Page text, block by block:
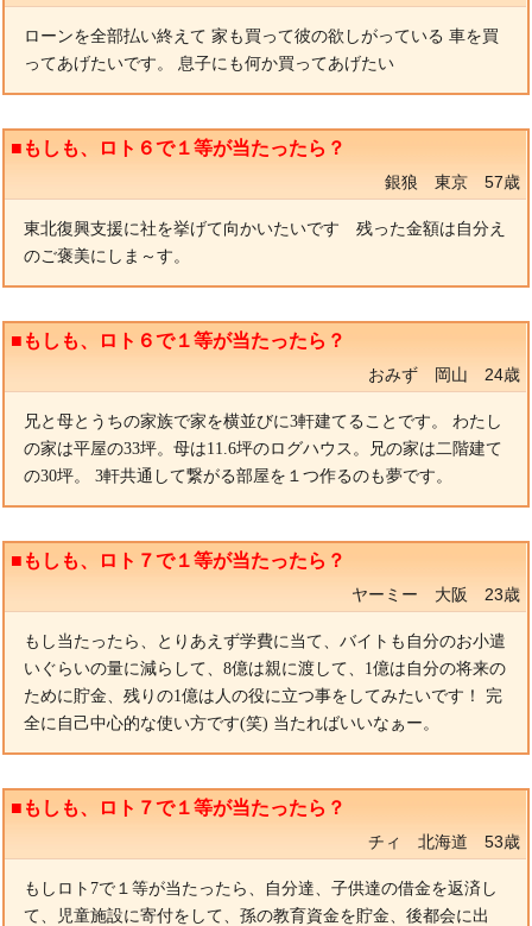
ローンを全部払い終えて 家も買って彼の欲しがっている 車を買
ってあげたいです。 息子にも何か買ってあげたい
■もしも、ロト６で１等が当たったら？
銀狼 東京 57歳
東北復興支援に社を挙げて向かいたいです 残った金額は自分え
のご褒美にしま～す。
■もしも、ロト６で１等が当たったら？
おみず 岡山 24歳
兄と母とうちの家族で家を横並びに3軒建てることです。 わたし
の家は平屋の33坪。母は11.6坪のログハウス。兄の家は二階建て
の30坪。 3軒共通して繋がる部屋を１つ作るのも夢です。
■もしも、ロト７で１等が当たったら？
ヤーミー 大阪 23歳
もし当たったら、とりあえず学費に当て、バイトも自分のお小遣
いぐらいの量に減らして、8億は親に渡して、1億は自分の将来の
ために貯金、残りの1億は人の役に立つ事をしてみたいです！ 完
全に自己中心的な使い方です(笑) 当たればいいなぁー。
■もしも、ロト７で１等が当たったら？
チィ 北海道 53歳
もしロト7で１等が当たったら、自分達、子供達の借金を返済し
て、児童施設に寄付をして、孫の教育資金を貯金、後都会に出